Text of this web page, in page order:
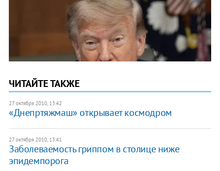
ЧИТАЙТЕ ТАКЖЕ
27 октября 2010, 13:42
«Днепртяжмаш» открывает космодром
27 октября 2010, 13:41
Заболеваемость гриппом в столице ниже
эпидемпорога